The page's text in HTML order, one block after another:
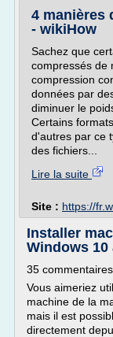
4 manières
- wikiHow
Sachez que
compressés de
compression
données par
diminuer le
Certains
d'autres par ce
des fichiers...
Lire la suite
Site : https://
Installer
Windows 10
35 commentaires
Vous aimeriez
machine de la
mais il est
directement